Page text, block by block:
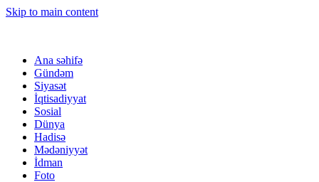
Skip to main content
Ana səhifə
Gündəm
Siyasət
İqtisadiyyat
Sosial
Dünya
Hadisə
Mədəniyyət
İdman
Foto